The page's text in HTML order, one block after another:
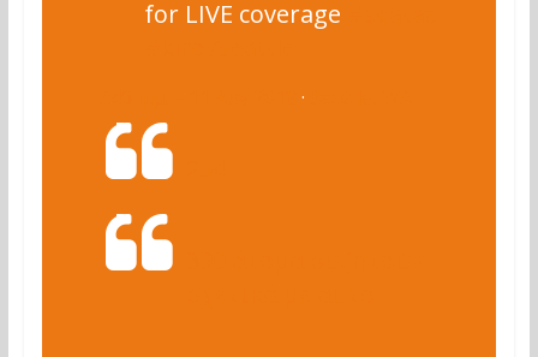
for LIVE coverage
·